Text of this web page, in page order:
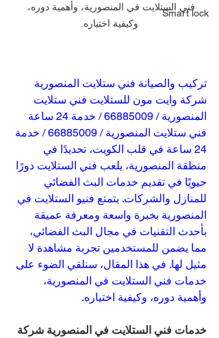
Smart lock
فني الستلايت في المنصورية، وأهمية دوره،
وكيفية اختياره.
تركيب والصيانة فني ستلايت المنصورية
شركة وايت مون للستلايت فني ستلايت
المنصورية / 66885009 / خدمة 24 ساعة
فني ستلايت المنصورية / 66885009 / خدمة
24 ساعة في قلب الكويت، تحديدًا في
منطقة المنصورية، يلعب فني الستلايت دورًا
حيويًا في تقديم خدمات البث الفضائي
للمنازل والشركات. يتمتع فنيو الستلايت في
المنصورية بخبرة واسعة ومعرفة عميقة
بأحدث التقنيات في مجال البث الفضائي،
مما يضمن للمستخدمين تجربة مشاهدة لا
مثيل لها. في هذا المقال، سنلقي الضوء على
خدمات فني الستلايت في المنصورية،
وأهمية دوره، وكيفية اختياره.
خدمات فني الستلايت في المنصورية شركة